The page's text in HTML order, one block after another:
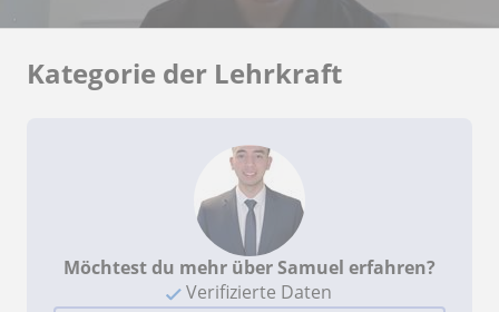
Kategorie der Lehrkraft
Möchtest du mehr über Samuel erfahren?
Verifizierte Daten